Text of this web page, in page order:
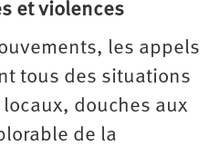
et violences
les appels
tous des situations
douches aux
de la